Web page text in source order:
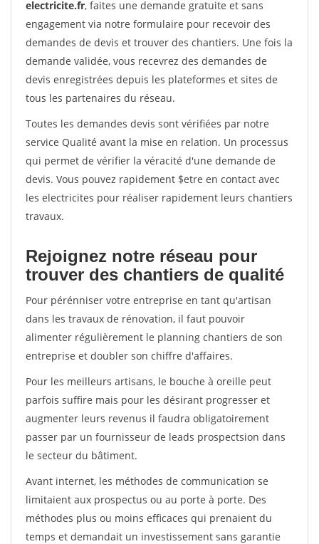
electricite.fr, faites une demande gratuite et sans
engagement via notre formulaire pour recevoir des
demandes de devis et trouver des chantiers. Une fois la
demande validée, vous recevrez des demandes de
devis enregistrées depuis les plateformes et sites de
tous les partenaires du réseau.
Toutes les demandes devis sont vérifiées par notre
service Qualité avant la mise en relation. Un processus
qui permet de vérifier la véracité d'une demande de
devis. Vous pouvez rapidement $etre en contact avec
les electricites pour réaliser rapidement leurs chantiers
travaux.
Rejoignez notre réseau pour
trouver des chantiers de qualité
Pour pérénniser votre entreprise en tant qu'artisan
dans les travaux de rénovation, il faut pouvoir
alimenter régulièrement le planning chantiers de son
entreprise et doubler son chiffre d'affaires.
Pour les meilleurs artisans, le bouche à oreille peut
parfois suffire mais pour les désirant progresser et
augmenter leurs revenus il faudra obligatoirement
passer par un fournisseur de leads prospectsion dans
le secteur du bâtiment.
Avant internet, les méthodes de communication se
limitaient aux prospectus ou au porte à porte. Des
méthodes plus ou moins efficaces qui prenaient du
temps et demandait un investissement sans garantie